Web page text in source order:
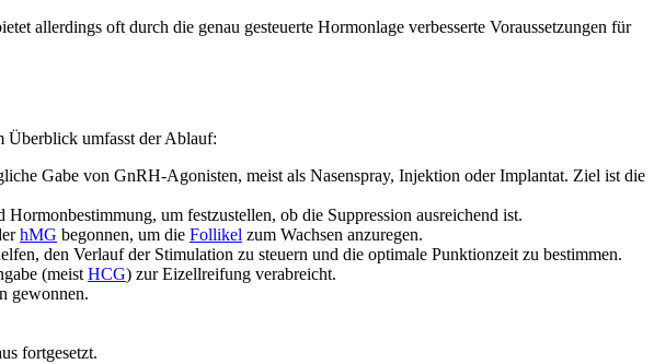
allerdings oft durch die genau gesteuerte Hormonlage verbesserte Voraussetzungen für
Überblick umfasst der Ablauf:
Gabe von GnRH-Agonisten, meist als Nasenspray, Injektion oder Implantat. Ziel ist die
Hormonbestimmung, um festzustellen, ob die Suppression ausreichend ist.
hMG begonnen, um die Follikel zum Wachsen anzuregen.
den Verlauf der Stimulation zu steuern und die optimale Punktionzeit zu bestimmen.
(meist HCG) zur Eizellreifung verabreicht.
gewonnen.
fortgesetzt.